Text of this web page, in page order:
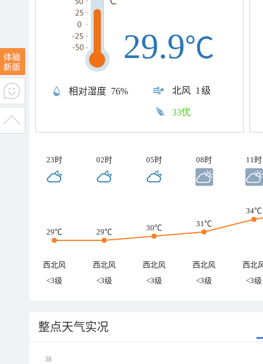
相对湿度 76% 北风 1级
29.9℃
33优
23时 02时 05时 08时 11时
29℃ 29℃ 30℃ 31℃
34℃
西北风 西北风 西北风 西北风
西北
<3级
<3级 <3级 <3级 <3级
整点天气实况
38